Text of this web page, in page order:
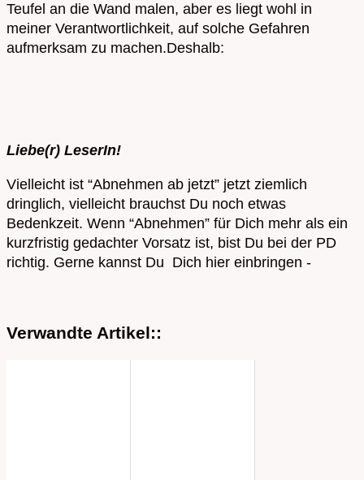
Teufel an die Wand malen, aber es liegt wohl in
meiner Verantwortlichkeit, auf solche Gefahren
aufmerksam zu machen.Deshalb:
Liebe(r) LeserIn!
Vielleicht ist “Abnehmen ab jetzt” jetzt ziemlich
dringlich, vielleicht brauchst Du noch etwas
Bedenkzeit. Wenn “Abnehmen” für Dich mehr als ein
kurzfristig gedachter Vorsatz ist, bist Du bei der PD
richtig. Gerne kannst Du Dich hier einbringen -
Verwandte Artikel::